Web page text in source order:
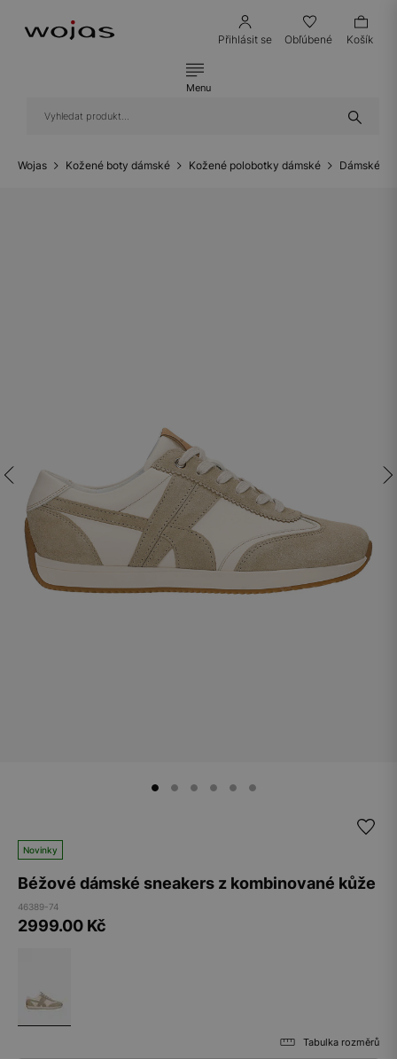
Přihlásit se Obľúbené Košík
Menu
Wojas Kožené boty dámské Kožené polobotky dámské Dámské
Novinky
Béžové dámské sneakers z kombinované kůže
46389-74
2999.00 Kč
Tabulka rozměrů